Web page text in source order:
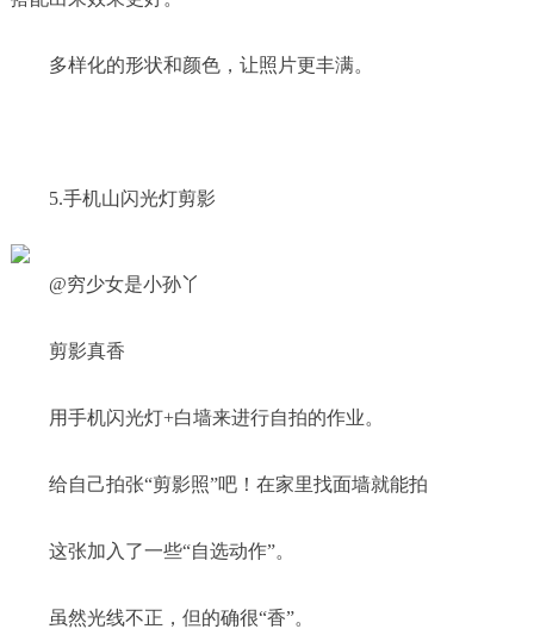
多样化的形状和颜色，让照片更丰满。
5.手机山闪光灯剪影
@穷少女是小孙丫
剪影真香
用手机闪光灯+白墙来进行自拍的作业。
给自己拍张“剪影照”吧！在家里找面墙就能拍
这张加入了一些“自选动作”。
虽然光线不正，但的确很“香”。